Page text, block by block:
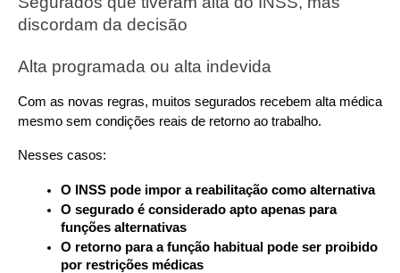
discordam da decisão
Alta programada ou alta indevida
Com as novas regras, muitos segurados recebem alta médica
mesmo sem condições reais de retorno ao trabalho.
Nesses casos:
O INSS pode impor a reabilitação como alternativa
O segurado é considerado apto apenas para
funções alternativas
O retorno para a função habitual pode ser proibido
por restrições médicas